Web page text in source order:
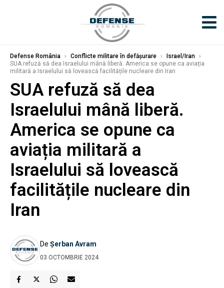
Defense România › Conflicte militare în defășurare › Israel/Iran ›
SUA refuză să dea Israelului mână liberă. America se opune ca aviația
militară a Israelului să lovească facilitățile nucleare din Iran
SUA refuză să dea
Israelului mână liberă.
America se opune ca
aviația militară a
Israelului să lovească
facilitățile nucleare din
Iran
De Șerban Avram
03 OCTOMBRIE 2024